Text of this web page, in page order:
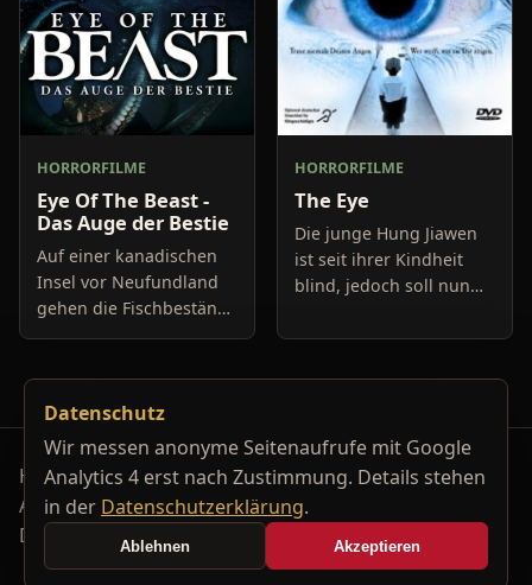
HORRORFILME
Eye Of The Beast -
Das Auge der Bestie
Auf einer kanadischen
Insel vor Neufundland
gehen die Fischbestände
in den Seen dramatisch
Grund wird der
renommierte
Meeresforscher Dan L
HORRORFILME
The Eye
Die junge Hung Jiawen
ist seit ihrer Kindheit
blind, jedoch soll nun
Hornhauttransplantation
Horrorfilm-Reviews, Serienkiller-Profile und Genre-
Archiv.
Datenschutzerklärung
Kontakt
Cookie-Einstellungen
Datenschutz
Wir messen anonyme Seitenaufrufe mit Google
Analytics 4 erst nach Zustimmung. Details stehen
in der Datenschutzerklärung.
Ablehnen Akzeptieren